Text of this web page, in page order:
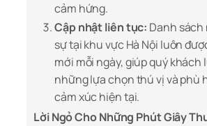
cảm hứng.
Cập nhật liên tục: Danh sách
sự tại khu vực Hà Nội luôn
mới mỗi ngày, giúp quý khách
những lựa chọn thú vị và phù
cảm xúc hiện tại.
Lời Ngỏ Cho Những Phút Giây